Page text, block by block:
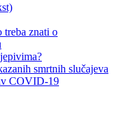
treba znati o
smrtnih slučajeva
COVID-19